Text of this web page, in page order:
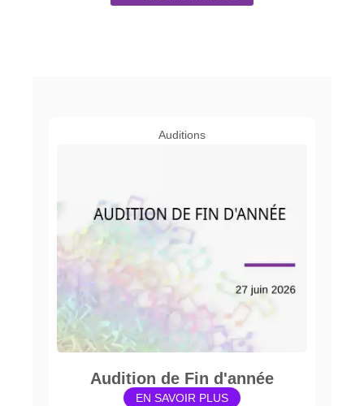
Auditions
Audition de Fin d'année
EN SAVOIR PLUS